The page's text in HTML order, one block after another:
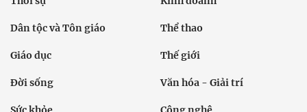
Dân tộc và Tôn giáo Thể thao
Giáo dục Thế giới
Đời sống Văn hóa - Giải trí